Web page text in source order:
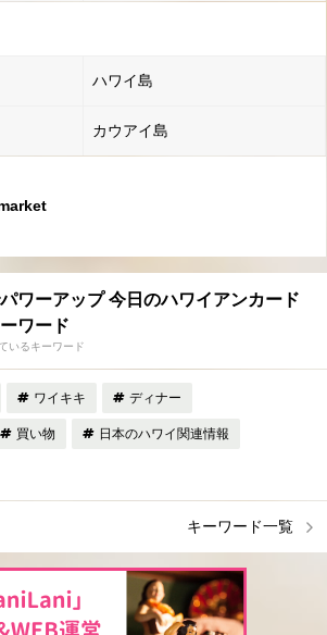
ハワイ島
カウアイ島
パワーアップ 今日のハワイアンカード
ワード
いるキーワード
ワイキキ ディナー
買い物 日本のハワイ関連情報
キーワード一覧